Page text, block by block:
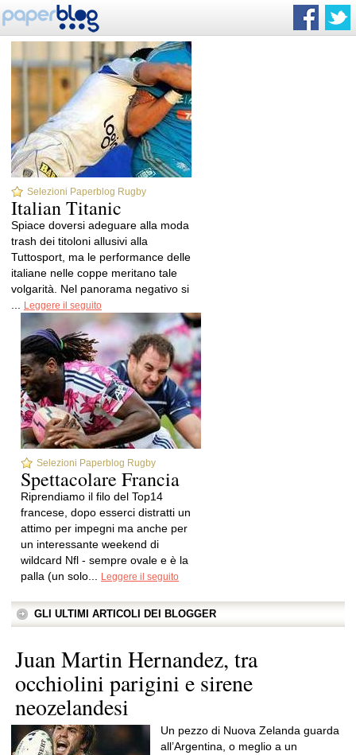
Selezioni Paperblog Rugby
Italian Titanic
Spiace doversi adeguare alla moda
trash dei titoloni allusivi alla
Tuttosport, ma le performance delle
italiane nelle coppe meritano tale
volgarità. Nel panorama negativo si
Leggere il seguito
Selezioni Paperblog Rugby
Spettacolare Francia
Riprendiamo il filo del Top14
francese, dopo esserci distratti un
attimo per impegni ma anche per
un interessante weekend di
wildcard Nfl - sempre ovale e è la
palla (un solo...
Leggere il seguito
GLI ULTIMI ARTICOLI DEI BLOGGER
Juan Martin Hernandez, tra
occhiolini parigini e sirene
neozelandesi
Un pezzo di Nuova Zelanda guarda
all’Argentina, o meglio a un